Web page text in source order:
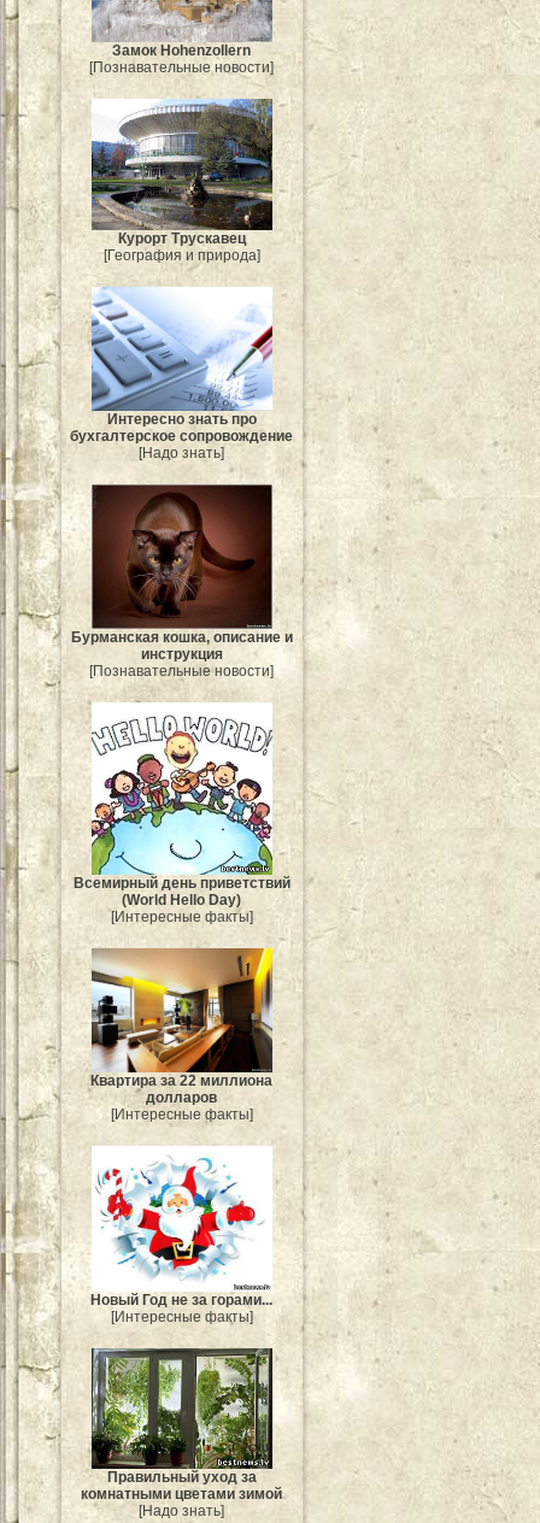
Замок Hohenzollern
[Познавательные новости]
Курорт Трускавец
[География и природа]
Интересно знать про
бухгалтерское сопровождение
[Надо знать]
Бурманская кошка, описание и
инструкция
[Познавательные новости]
Всемирный день приветствий
(World Hello Day)
[Интересные факты]
Квартира за 22 миллиона
долларов
[Интересные факты]
Новый Год не за горами...
[Интересные факты]
Правильный уход за
комнатными цветами зимой
[Надо знать]